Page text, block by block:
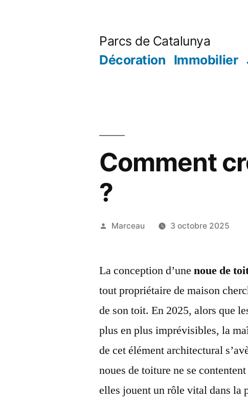
Parcs de Catalunya
Décoration Immobilier
Comment
?
Publié
Marceau 3 octobre 2025
La conception d’unenoue de
tout propriétaire de maison
de son toit. En 2025, alors que
plus en plus imprévisibles, la
de cet élément architectural
noues de toiture ne se
elles jouent un rôle vital dans la